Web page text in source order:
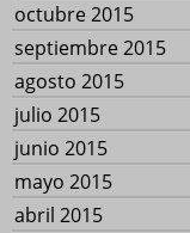
octubre 2015
septiembre 2015
agosto 2015
julio 2015
junio 2015
mayo 2015
abril 2015